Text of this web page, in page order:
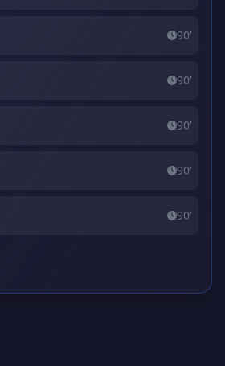
90'
90'
90'
90'
90'